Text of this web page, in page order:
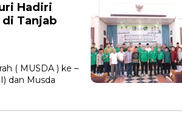
Hadiri
di Tanjab
( MUSDA ) ke –
dan Musda